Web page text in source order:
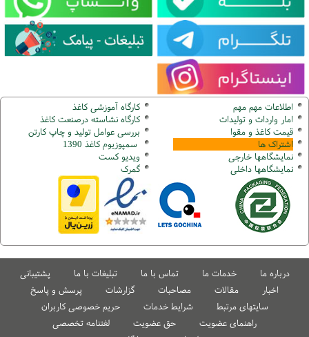
اطلاعات مهم مهم
امار واردات و تولیدات
قیمت کاغذ و مقوا
اشتراک ها
نمایشگاهها خارجی
نمایشگاهها داخلی
کارگاه آموزشی کاغذ
کارگاه نشاسته درصنعت کاغذ
بررسی عوامل تولید و چاپ کارتن
سمپوزیوم کاغذ 1390
ویدیو کست
گمرک
درباره ما خدمات ما تماس با ما تبلیغات با ما
پشتیبانی
اخبار
مقالات مصاحبات گزارشات
پرسش و پاسخ
سایتهای مرتبط
شرایط خدمات
حریم خصوصی کاربران
راهنمای عضویت
حق عضویت
لغتنامه تخصصی